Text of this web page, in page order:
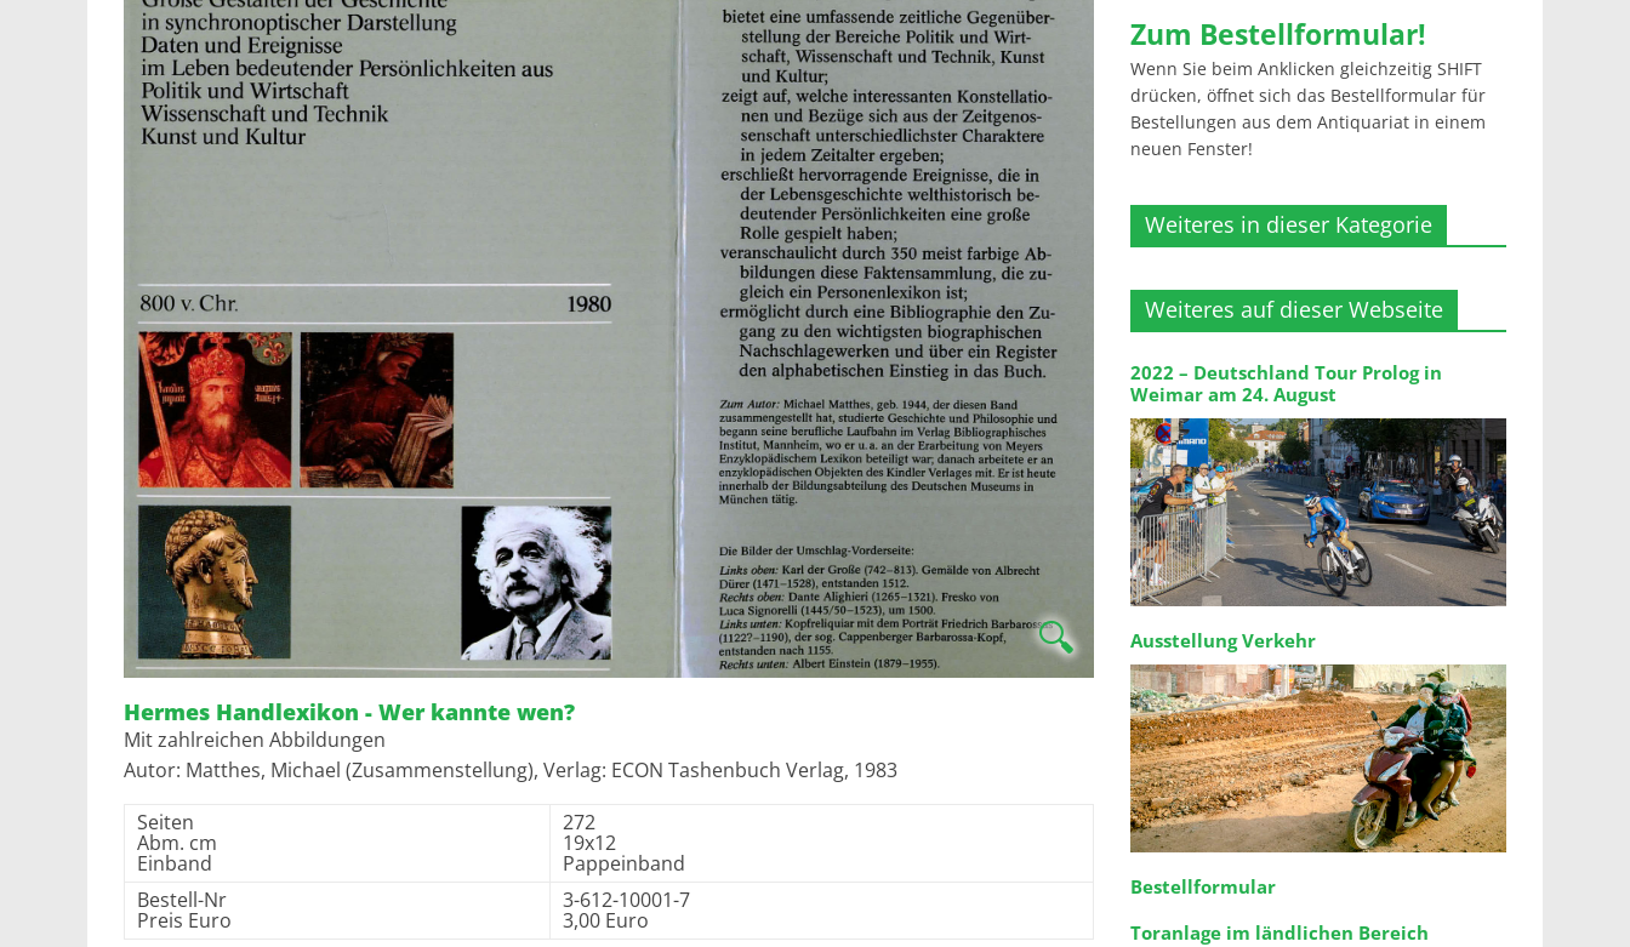
🔍
Hermes Handlexikon - Wer kannte wen?
Mit zahlreichen Abbildungen
Autor: Matthes, Michael (Zusammenstellung), Verlag: ECON Tashenbuch Verlag, 1983
Seiten
Abm. cm
Einband
272
19x12
Pappeinband
Bestell-Nr
Preis Euro
3-612-10001-7
3,00 Euro
Zum Bestellformular!
Wenn Sie beim Anklicken gleichzeitig SHIFT
drücken, öffnet sich das Bestellformular für
Bestellungen aus dem Antiquariat in einem
neuen Fenster!
Weiteres in dieser Kategorie
Weiteres auf dieser Webseite
2022 – Deutschland Tour Prolog in
Weimar am 24. August
Ausstellung Verkehr
Bestellformular
Toranlage im ländlichen Bereich